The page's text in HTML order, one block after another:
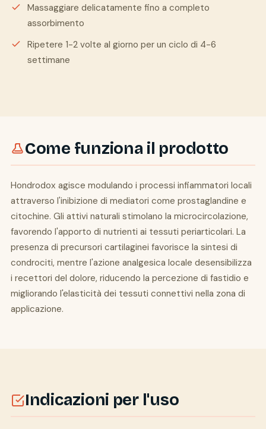
Massaggiare delicatamente fino a completo
assorbimento
Ripetere 1-2 volte al giorno per un ciclo di 4-6
settimane
Come funziona il prodotto
Hondrodox agisce modulando i processi infiammatori locali
attraverso l'inibizione di mediatori come prostaglandine e
citochine. Gli attivi naturali stimolano la microcircolazione,
favorendo l'apporto di nutrienti ai tessuti periarticolari. La
presenza di precursori cartilaginei favorisce la sintesi di
condrociti, mentre l'azione analgesica locale desensibilizza
i recettori del dolore, riducendo la percezione di fastidio e
migliorando l'elasticità dei tessuti connettivi nella zona di
applicazione.
Indicazioni per l'uso